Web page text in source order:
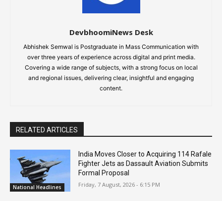
DevbhoomiNews Desk
Abhishek Semwal is Postgraduate in Mass Communication with
over three years of experience across digital and print media.
Covering a wide range of subjects, with a strong focus on local
and regional issues, delivering clear, insightful and engaging
content.
RELATED ARTICLES
National Headlines
India Moves Closer to Acquiring 114 Rafale
Fighter Jets as Dassault Aviation Submits
Formal Proposal
Friday, 7 August, 2026 - 6:15 PM